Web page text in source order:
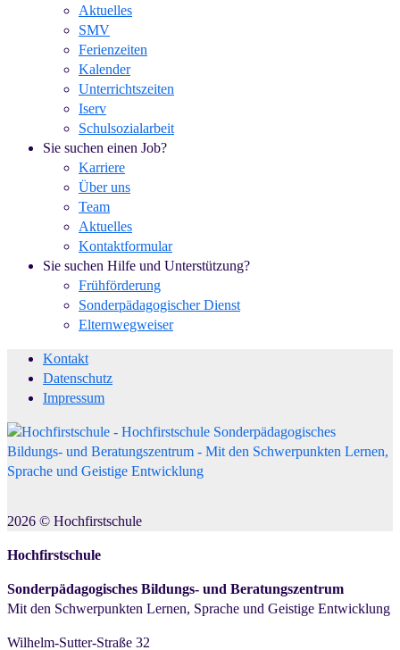
Aktuelles
SMV
Ferienzeiten
Kalender
Unterrichtszeiten
Iserv
Schulsozialarbeit
Sie suchen einen Job?
Karriere
Über uns
Team
Aktuelles
Kontaktformular
Sie suchen Hilfe und Unterstützung?
Frühförderung
Sonderpädagogischer Dienst
Elternwegweiser
Kontakt
Datenschutz
Impressum
2026 © Hochfirstschule
Hochfirstschule
Sonderpädagogisches Bildungs- und Beratungszentrum
Mit den Schwerpunkten Lernen, Sprache und Geistige Entwicklung
Wilhelm-Sutter-Straße 32